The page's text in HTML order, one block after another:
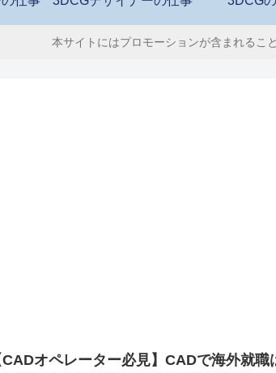
本サイトにはプロモーションが含まれるこ
CADオペレーター必見】CADで海外就職